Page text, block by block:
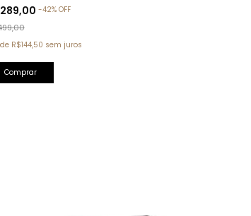
- 100ml
-42% OFF
de R$144,50 sem juros